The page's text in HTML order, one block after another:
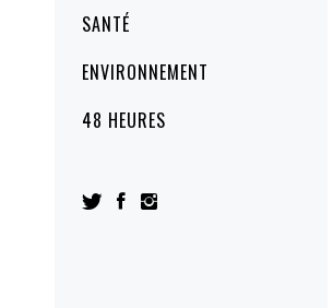
SANTÉ
ENVIRONNEMENT
48 HEURES